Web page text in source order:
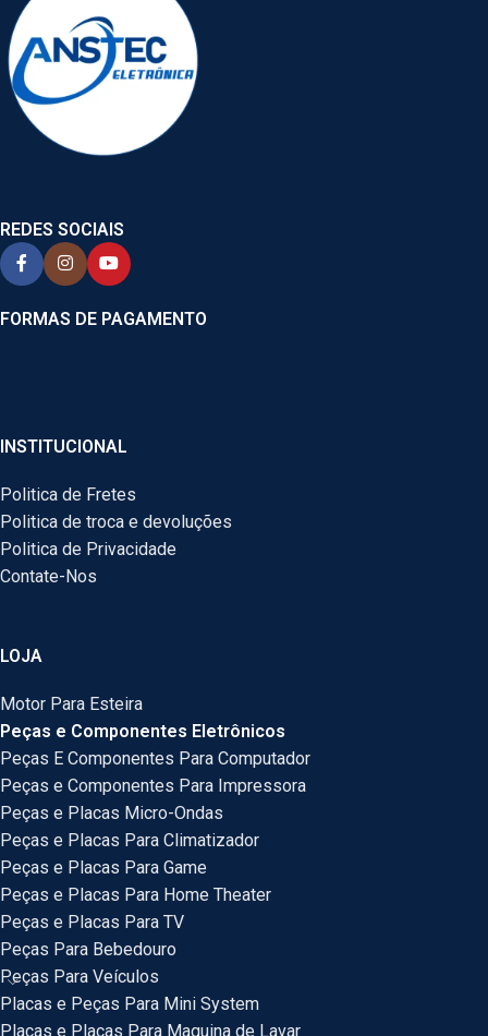
REDES SOCIAIS
FORMAS DE PAGAMENTO
INSTITUCIONAL
Politica de Fretes
Politica de troca e devoluções
Politica de Privacidade
Contate-Nos
LOJA
Motor Para Esteira
Peças e Componentes Eletrônicos
Peças E Componentes Para Computador
Peças e Componentes Para Impressora
Peças e Placas Micro-Ondas
Peças e Placas Para Climatizador
Peças e Placas Para Game
Peças e Placas Para Home Theater
Peças e Placas Para TV
Peças Para Bebedouro
Peças Para Veículos
Placas e Peças Para Mini System
Placas e Placas Para Maquina de Lavar